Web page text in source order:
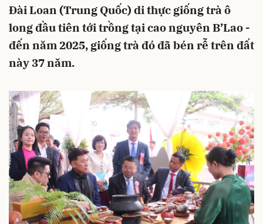
Đài Loan (Trung Quốc) di thực giống trà ô
long đầu tiên tới trồng tại cao nguyên B’Lao -
đến năm 2025, giống trà đó đã bén rễ trên đất
này 37 năm.
Hủy Gửi